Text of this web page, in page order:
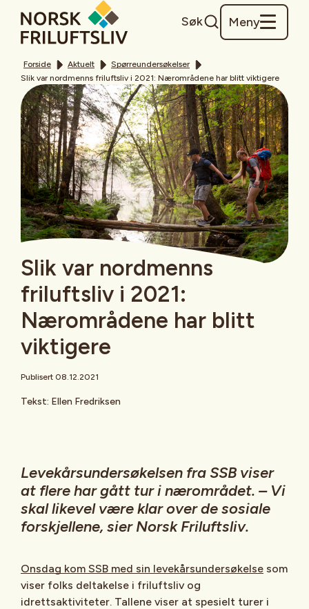
Søk Meny
Forside Aktuelt
Spørreundersøkelser
Slik var nordmenns friluftsliv i 2021: Nærområdene har blitt viktigere
Slik var nordmenns
friluftsliv i 2021:
Nærområdene har blitt
viktigere
Publisert 08.12.2021
Tekst: Ellen Fredriksen
Levekårsundersøkelsen fra SSB viser
at flere har gått tur i nærområdet. – Vi
skal likevel være klar over de sosiale
forskjellene, sier Norsk Friluftsliv.
Onsdag kom SSB med sin levekårsundersøkelse som
viser folks deltakelse i friluftsliv og
idrettsaktiviteter. Tallene viser at spesielt turer i